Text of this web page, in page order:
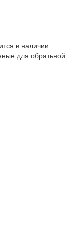
в наличии
для обратьной